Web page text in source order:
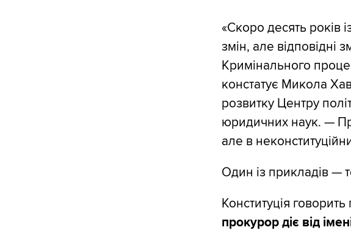
«Скоро десять років
змін, але відповідні
Кримінального
констатує Микола
розвитку Центру
юридичних наук. —
але в
Один із прикладів —
Конституція говорить
прокурор діє від